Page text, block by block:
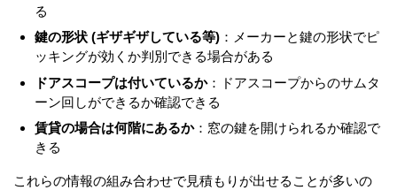
る
鍵の形状 (ギザギザしている等) ：メーカーと鍵の形状でピ
ッキングが効くか判別できる場合がある
ドアスコープは付いているか：ドアスコープからのサムタ
ーン回しができるか確認できる
賃貸の場合は何階にあるか：窓の鍵を開けられるか確認で
きる
これらの情報の組み合わせで見積もりが出せることが多いの